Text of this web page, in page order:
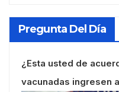
Pregunta Del Día
¿Esta usted de
vacunadas ingresen